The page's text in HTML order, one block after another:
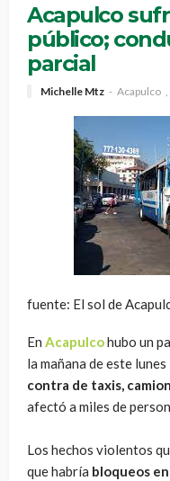
Acapulco
público;
parcial
Michelle Mtz Acapulco
fuente: El sol de
En Acapulcohubo un
la mañana de este
contra de taxis,
afectó a miles de
Los hechos violentos
que habría bloqueos